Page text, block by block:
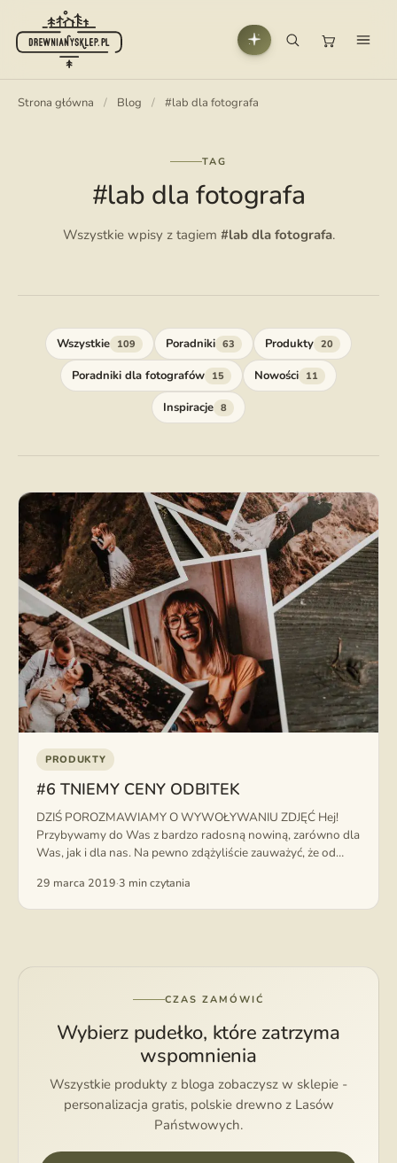
Strona główna / Blog / #lab dla fotografa
TAG
#lab dla fotografa
Wszystkie wpisy z tagiem #lab dla fotografa.
Wszystkie 109 Poradniki 63 Produkty 20
Poradniki dla fotografów 15 Nowości 11
Inspiracje 8
PRODUKTY
#6 TNIEMY CENY ODBITEK
DZIŚ POROZMAWIAMY O WYWOŁYWANIU ZDJĘĆ Hej!
Przybywamy do Was z bardzo radosną nowiną, zarówno dla
Was, jak i dla nas. Na pewno zdążyliście zauważyć, że od
29 marca 2019·3 min czytania
CZAS ZAMÓWIĆ
Wybierz pudełko, które zatrzyma
wspomnienia
Wszystkie produkty z bloga zobaczysz w sklepie -
personalizacja gratis, polskie drewno z Lasów
Państwowych.